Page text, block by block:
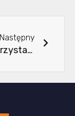
Następny
Jak wykorzystać profile aluminiowe do oświetlenia pośredniego?